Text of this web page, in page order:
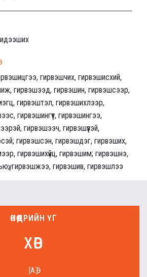
идээших
гирвэшчих, гирвэшисхий,
гирвэшээд, гирвэшин, гирвэшсээр,
гирвэштэл, гирвэшихлээр,
гирвэшингүүт, гирвэшингээ,
гирвэшээч, гирвэшүүзэй,
гирвэшсэн, гирвэшдэг, гирвэших,
гирвэшихүйц, гирвэшим; гирвэшнэ,
гирвэшжээ, гирвэшив, гирвэшлээ
ӨНӨӨДРИЙН ҮГ
хөв
[А.Ө]